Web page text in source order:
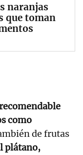
naranjas
que toman
como
de frutas
plátano,